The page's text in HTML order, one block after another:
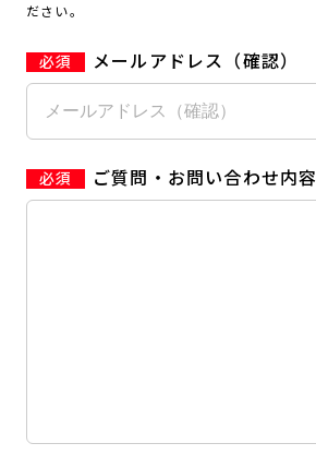
ださい。
メールアドレス（確認）
ご質問・お問い合わせ内容